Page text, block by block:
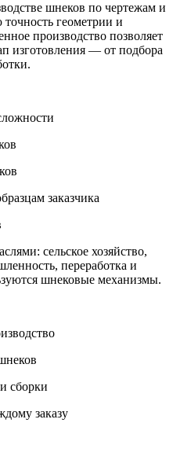
шнеков по чертежам и
геометрии и
производство позволяет
изготовления — от подбора
заказчика
сельское хозяйство,
переработка и
шнековые механизмы.
сборки
заказу